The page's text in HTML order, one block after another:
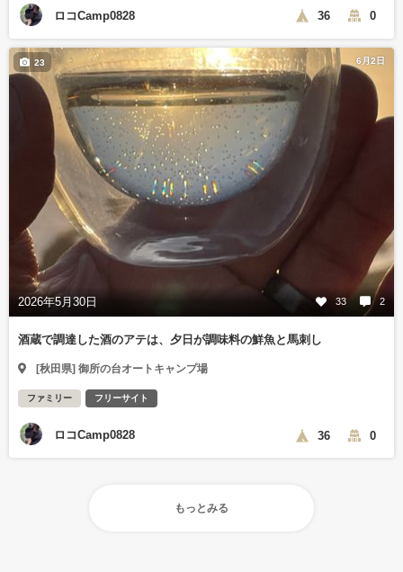
ロコCamp0828 36 0
6月2日
2026年5月30日 33 2
23
酒蔵で調達した酒のアテは、夕日が調味料の鮮魚と馬刺し
[秋田県] 御所の台オートキャンプ場
ファミリー フリーサイト
ロコCamp0828 36 0
もっとみる